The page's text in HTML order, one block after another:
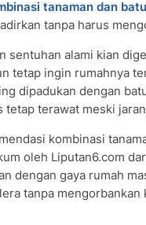
tanaman dan
tanpa harus
sentuhan alami kian
tetap ingin rumahnya
dipadukan dengan
tetap terawat meski
kombinasi
oleh Liputan6.com
dengan gaya rumah
tanpa